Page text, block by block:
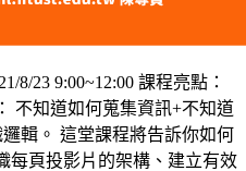
8/23 9:00~12:00 課程亮點：
不知道如何蒐集資訊+不知道
輯。 這堂課程將告訴你如何
每頁投影片的架構、建立有效